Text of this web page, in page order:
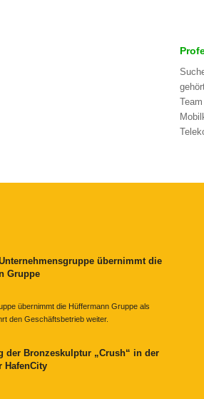
übernimmt die
Gruppe
übernimmt die Hüffermann Gruppe als
den Geschäftsbetrieb weiter.
der Bronzeskulptur „Crush“ in der
HafenCity